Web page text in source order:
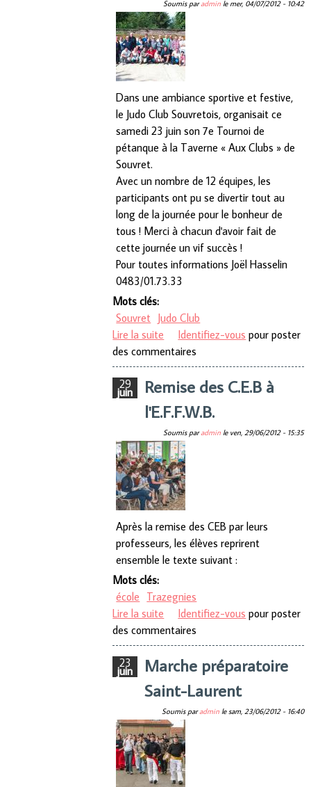
Soumis paradmin le mer, 04/07/2012 - 10:42
Dans une ambiance sportive et festive,
le Judo Club Souvretois, organisait ce
samedi 23 juin son 7e Tournoi de
pétanque à la Taverne « Aux Clubs » de
Souvret.
Avec un nombre de 12 équipes, les
participants ont pu se divertir tout au
long de la journée pour le bonheur de
tous ! Merci à chacun d'avoir fait de
cette journée un vif succès !
Pour toutes informations Joël Hasselin
0483/01.73.33
Mots clés:
Souvret Judo Club
Lire la suite de 7e tournoi de petanque Judo
Club Souvretois
Identifiez-vous pour poster
des commentaires
29
juin
Remise des C.E.B à
l'E.F.F.W.B.
Soumis paradmin le ven, 29/06/2012 - 15:35
Après la remise des CEB par leurs
professeurs, les élèves reprirent
ensemble le texte suivant :
Mots clés:
école Trazegnies
Lire la suite de Remise des C.E.B à
l'E.F.F.W.B.
Identifiez-vous pour poster
des commentaires
23
juin
Marche préparatoire
Saint-Laurent
Soumis paradmin lesam, 23/06/2012 - 16:40